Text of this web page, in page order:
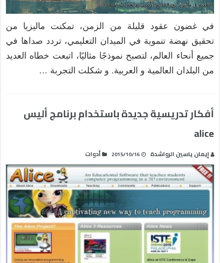
في غضون عقود قليلة من الزمن، تمكنت ماليزيا من
تحقيق نهضة تنموية في الميدان التعليمي، تردد صداها في
جميع أنحاء العالم، لتصبح نموذجًا مثاليًا، اتبعت خطاه العديد
من البلدان العالمية و العربية. و شكلت التجربة …
أفكار تدريسية جديدة باستخدام برنامج أليس
alice
إيمان ياسين الرواشدة 2015/10/16 أدوات